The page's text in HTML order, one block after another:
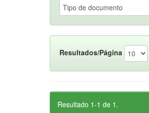
Resultados/Página
Resultado 1-1 de 1.